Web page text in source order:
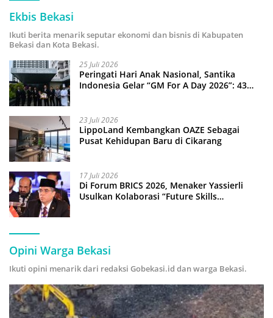
Ekbis Bekasi
Ikuti berita menarik seputar ekonomi dan bisnis di Kabupaten
Bekasi dan Kota Bekasi.
25 Juli 2026
Peringati Hari Anak Nasional, Santika
Indonesia Gelar “GM For A Day 2026”: 43
23 Juli 2026
LippoLand Kembangkan OAZE Sebagai
Pusat Kehidupan Baru di Cikarang
17 Juli 2026
Di Forum BRICS 2026, Menaker Yassierli
Usulkan Kolaborasi “Future Skills
Opini Warga Bekasi
Ikuti opini menarik dari redaksi Gobekasi.id dan warga Bekasi.